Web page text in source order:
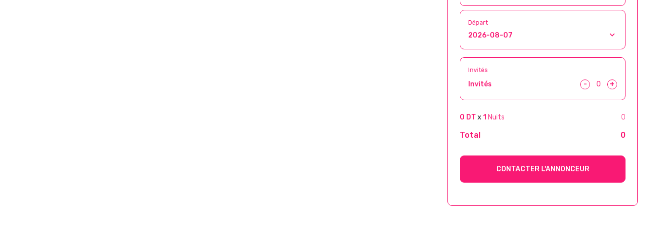
Départ
Invités
Invités - +
0 DT x 1 Nuits 0
Total 0
CONTACTER L'ANNONCEUR